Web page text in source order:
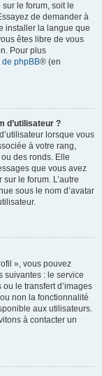
le forum, soit le
de demander à
installer la langue que
êtes libre de vous
Pour plus
de phpBB® (en
d’utilisateur ?
lorsque vous
à votre rang,
des ronds. Elle
que vous avez
le forum. L’autre
sous le nom d’avatar
», vous pouvez
suivantes : le service
le transfert d’images
non la fonctionnalité
aux utilisateurs.
à contacter un